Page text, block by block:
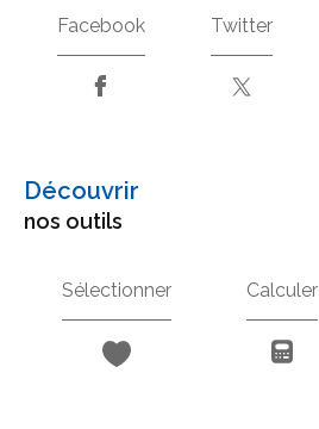
Facebook Twitter
découvrir
nos outils
Sélectionner Calculer